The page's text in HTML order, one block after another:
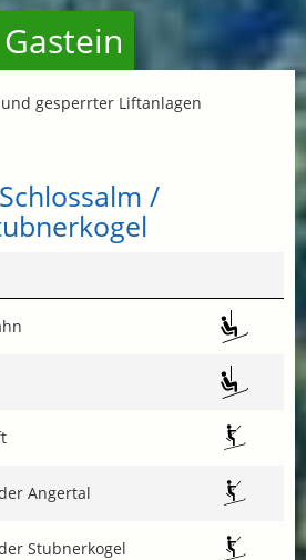
gesperrter Liftanlagen
/
Angertal
Stubnerkogel